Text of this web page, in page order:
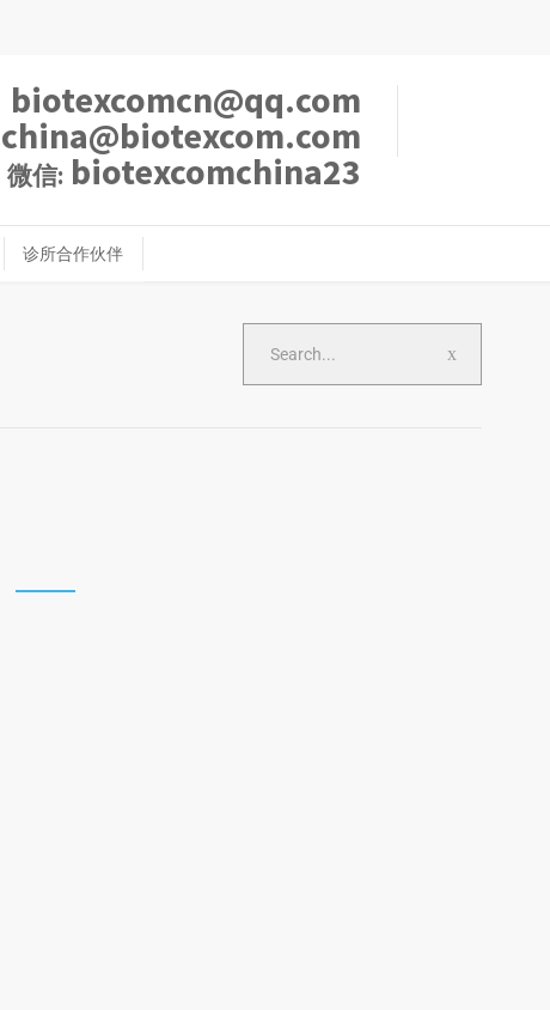
biotexcomcn@qq.com
china@biotexcom.com
微信: biotexcomchina23
诊所合作伙伴